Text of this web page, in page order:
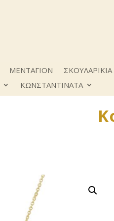
ΜΕΝΤΑΓΙΟΝ ΣΚΟΥΛΑΡΙΚΙΑ
ΚΩNΣΤΑΝΤΙΝΑΤΑ